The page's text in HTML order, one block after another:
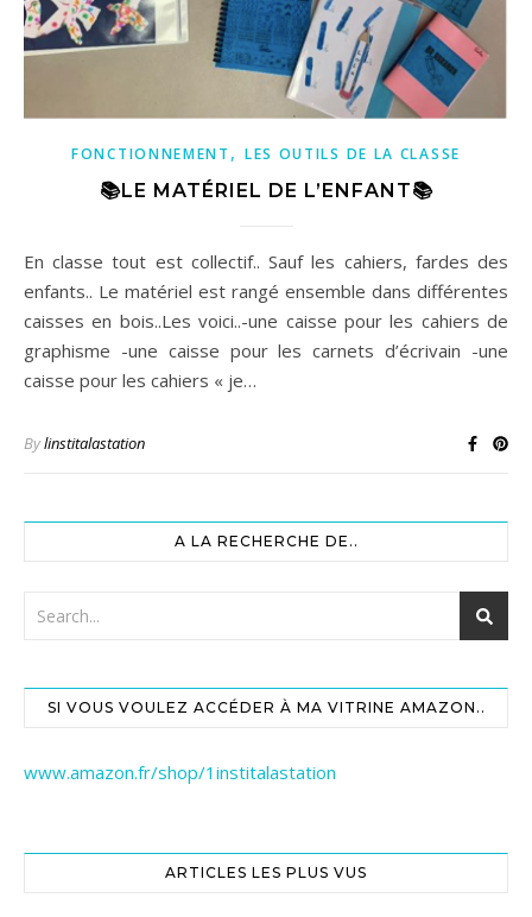
FONCTIONNEMENT , LES OUTILS DE LA CLASSE
📚LE MATÉRIEL DE L’ENFANT📚
En classe tout est collectif.. Sauf les cahiers, fardes des
enfants.. Le matériel est rangé ensemble dans différentes
caisses en bois..Les voici..-une caisse pour les cahiers de
graphisme -une caisse pour les carnets d’écrivain -une
caisse pour les cahiers « je…
Bylinstitalastation
A LA RECHERCHE DE..
SI VOUS VOULEZ ACCÉDER À MA VITRINE AMAZON..
www.amazon.fr/shop/1institalastation
ARTICLES LES PLUS VUS